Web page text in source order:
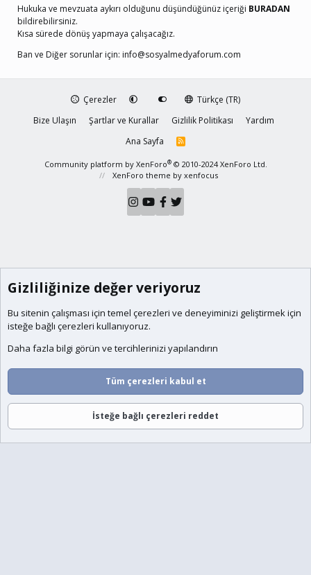
Hukuka ve mevzuata aykırı olduğunu düşündüğünüz içeriği BURADAN
bildirebilirsiniz.
Kısa sürede dönüş yapmaya çalışacağız.
Ban ve Diğer sorunlar için: info@sosyalmedyaforum.com
Çerezler
Türkçe (TR)
Bize Ulaşın
Şartlar ve Kurallar Gizlilik Politikası
Yardım
Ana Sayfa
R
S
Community platform by XenForo® © 2010-2024 XenForo Ltd.
XenForo theme by xenfocus
Gizliliğinize değer veriyoruz
Bu sitenin çalışması için temel çerezleri ve deneyiminizi geliştirmek için
isteğe bağlı çerezleri kullanıyoruz.
Daha fazla bilgi görün ve tercihlerinizi yapılandırın
Tüm çerezleri kabul et
İsteğe bağlı çerezleri reddet